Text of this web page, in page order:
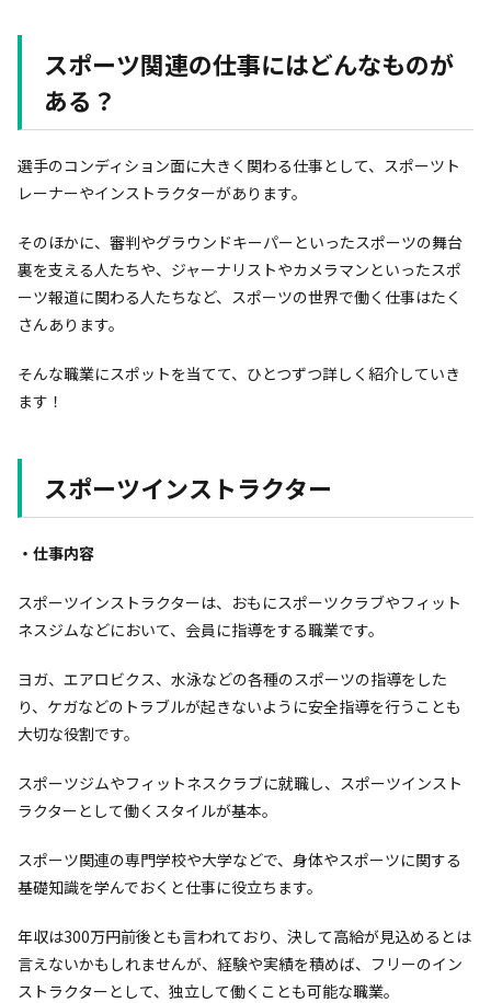
スポーツ関連の仕事にはどんなものが
ある？
選手のコンディション面に大きく関わる仕事として、スポーツト
レーナーやインストラクターがあります。
そのほかに、審判やグラウンドキーパーといったスポーツの舞台
裏を支える人たちや、ジャーナリストやカメラマンといったスポ
ーツ報道に関わる人たちなど、スポーツの世界で働く仕事はたく
さんあります。
そんな職業にスポットを当てて、ひとつずつ詳しく紹介していき
ます！
スポーツインストラクター
・仕事内容
スポーツインストラクターは、おもにスポーツクラブやフィット
ネスジムなどにおいて、会員に指導をする職業です。
ヨガ、エアロビクス、水泳などの各種のスポーツの指導をした
り、ケガなどのトラブルが起きないように安全指導を行うことも
大切な役割です。
スポーツジムやフィットネスクラブに就職し、スポーツインスト
ラクターとして働くスタイルが基本。
スポーツ関連の専門学校や大学などで、身体やスポーツに関する
基礎知識を学んでおくと仕事に役立ちます。
年収は300万円前後とも言われており、決して高給が見込めるとは
言えないかもしれませんが、経験や実績を積めば、フリーのイン
ストラクターとして、独立して働くことも可能な職業。